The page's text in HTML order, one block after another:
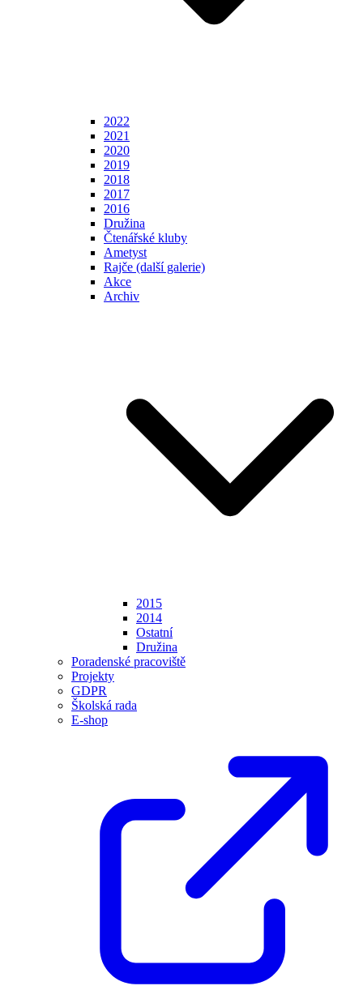
2022
2021
2020
2019
2018
2017
2016
Družina
Čtenářské kluby
Ametyst
Rajče (další galerie)
Akce
Archiv
2015
2014
Ostatní
Družina
Poradenské pracoviště
Projekty
GDPR
Školská rada
E-shop